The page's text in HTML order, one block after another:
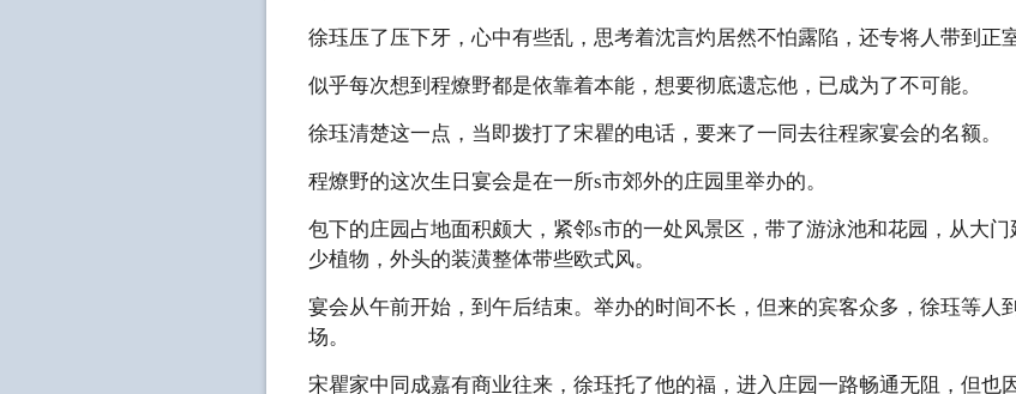
徐珏压了压下牙，心中有些乱，思考着沈言灼居然不怕露陷，还专将人带到正
似乎每次想到程燎野都是依靠着本能，想要彻底遗忘他，已成为了不可能。
徐珏清楚这一点，当即拨打了宋瞿的电话，要来了一同去往程家宴会的名额。
程燎野的这次生日宴会是在一所s市郊外的庄园里举办的。
包下的庄园占地面积颇大，紧邻s市的一处风景区，带了游泳池和花园，从大
少植物，外头的装潢整体带些欧式风。
宴会从午前开始，到午后结束。举办的时间不长，但来的宾客众多，徐珏等人
场。
宋瞿家中同成嘉有商业往来，徐珏托了他的福，进入庄园一路畅通无阻，但也